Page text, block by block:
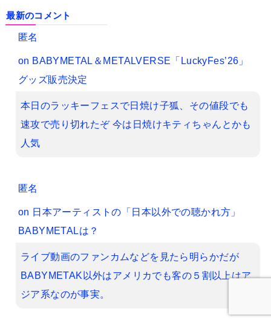
最新のコメント
匿名
on BABYMETAL＆METALVERSE「LuckyFes’26」
グッズ販売決定
本日のラッキーフェスで日焼け子狐、その値段でも
速攻で売り切れたぞ 今は日焼けキティちゃんとかも
人気
匿名
on 日本アーティストの「日本以外での聴かれ方」
BABYMETALは？
ライブ動画のファンカムなどを見たら明らかだが
BABYMETAK以外はアメリカでも客の５割以上はア
ジア系なのが事実。